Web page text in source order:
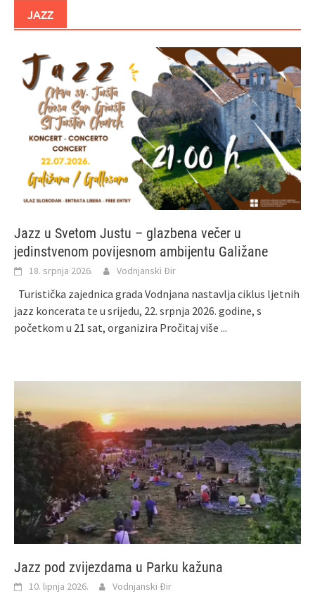
JAZZ
Jazz u Svetom Justu – glazbena večer u
jedinstvenom povijesnom ambijentu Galižane
18. srpnja 2026. Vodnjanski Đir
Turistička zajednica grada Vodnjana nastavlja ciklus ljetnih
jazz koncerata te u srijedu, 22. srpnja 2026. godine, s
početkom u 21 sat, organizira Pročitaj više ...
Jazz pod zvijezdama u Parku kažuna
10. lipnja 2026. Vodnjanski Đir